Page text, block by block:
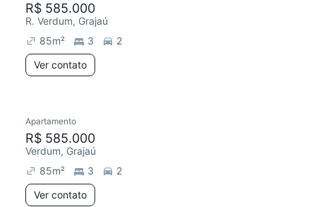
R$ 585.000
R. Verdum, Grajaú
85m² 3
2
Ver contato
Apartamento
R$ 585.000
Verdum, Grajaú
85m² 3
2
Ver contato